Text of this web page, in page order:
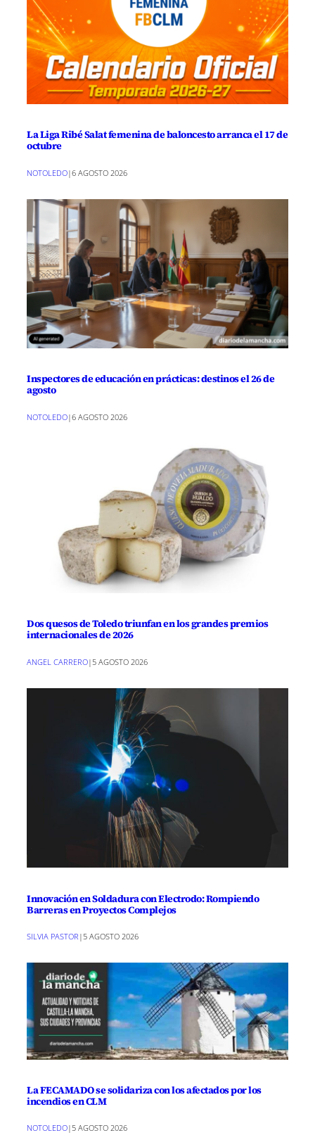
La Liga Ribé Salat femenina de baloncesto arranca el 17 de
octubre
NOTOLEDO|6 AGOSTO 2026
Inspectores de educación en prácticas: destinos el 26 de
agosto
NOTOLEDO|6 AGOSTO 2026
Dos quesos de Toledo triunfan en los grandes premios
internacionales de 2026
ANGEL CARRERO| 5 AGOSTO 2026
Innovación en Soldadura con Electrodo: Rompiendo
Barreras en Proyectos Complejos
SILVIA PASTOR |5 AGOSTO 2026
La FECAMADO se solidariza con los afectados por los
incendios en CLM
NOTOLEDO|5 AGOSTO 2026